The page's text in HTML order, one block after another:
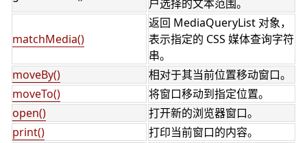
户选择的文本范围。
matchMedia()
返回 MediaQueryList 对象，
表示指定的 CSS 媒体查询字符
串。
moveBy()
相对于其当前位置移动窗口。
moveTo()
将窗口移动到指定位置。
open()
打开新的浏览器窗口。
print()
打印当前窗口的内容。